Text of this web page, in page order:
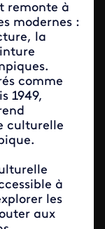
remonte à
modernes :
la
comme
1949,
culturelle
à
les
aux